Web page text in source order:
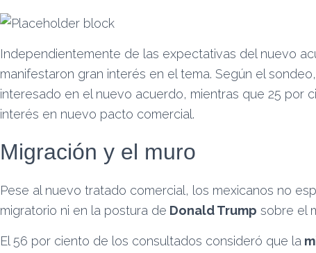
Independientemente de las expectativas del nuevo
manifestaron gran interés en el tema. Según el
interesado en el nuevo acuerdo, mientras que 25 por
interés en nuevo pacto comercial.
Migración y el muro
Pese al nuevo tratado comercial, los mexicanos no
migratorio ni en la postura de Donald Trump sobre el
El 56 por ciento de los consultados consideró que la